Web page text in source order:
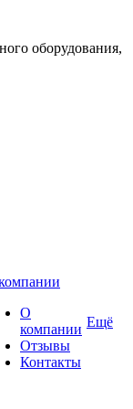
оборудования,
О
компании
Отзывы
Контакты
Ещё